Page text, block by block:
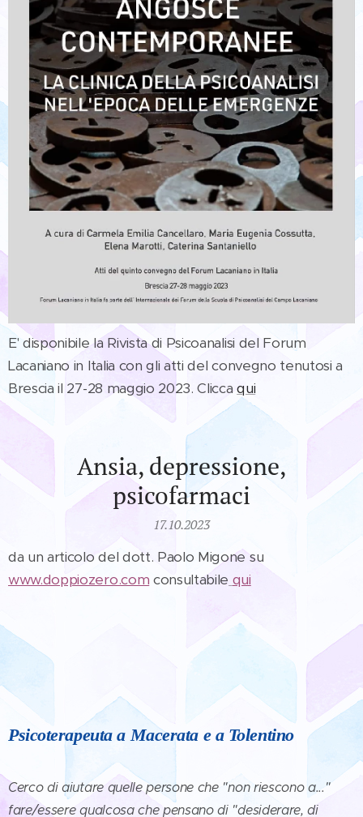
E' disponibile la Rivista di Psicoanalisi del Forum
Lacaniano in Italia con gli atti del convegno tenutosi a
Brescia il 27-28 maggio 2023. Cliccaqui
Ansia, depressione,
psicofarmaci
17.10.2023
da un articolo del dott. Paolo Migone su
www.doppiozero.com consultabile qui
Psicoterapeuta a Macerata e a Tolentino
Cerco di aiutare quelle persone che "non riescono a..."
fare/essere qualcosa che pensano di "desiderare, di